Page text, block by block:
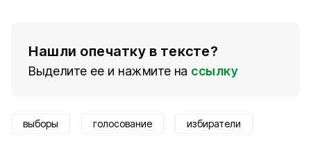
Нашли опечатку в тексте?
Выделите ее и нажмите на ссылку
выборы голосование избиратели